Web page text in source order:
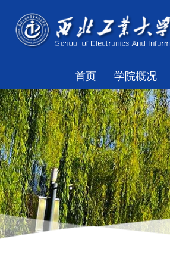
首页 学院概况